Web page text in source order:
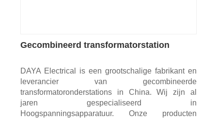
Gecombineerd transformatorstation
DAYA Electrical is een grootschalige fabrikant en
leverancier van gecombineerde
transformatoronderstations in China. Wij zijn al
jaren gespecialiseerd in
Hoogspanningsapparatuur. Onze producten